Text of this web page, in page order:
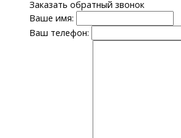
Заказать обратный звонок
Ваше имя:
Ваш телефон: